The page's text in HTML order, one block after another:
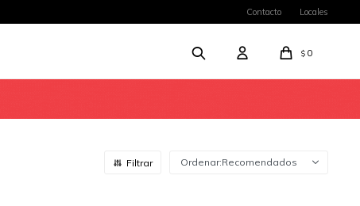
$ 0
Contacto Locales
Recomendados